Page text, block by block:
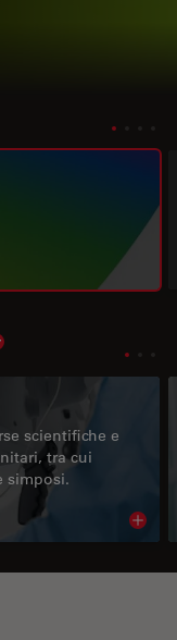
subnavigation
scientifiche e
tra cui
simposi.